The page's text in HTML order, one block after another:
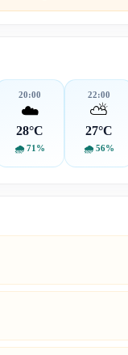
20:00
☁️
28°C
🌧 71%
22:00
⛅
27°C
🌧 56%